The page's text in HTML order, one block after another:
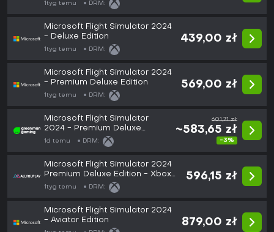
1tyg temu DRM:
Microsoft Flight Simulator 2024
- Deluxe Edition
1tyg temu DRM:
439,00 zł
Microsoft Flight Simulator 2024
- Premium Deluxe Edition
1tyg temu DRM:
569,00 zł
Microsoft Flight Simulator
2024 - Premium Deluxe
Edition
1d temu DRM:
601,71 zł
~583,65 zł
-3%
Microsoft Flight Simulator 2024
Premium Deluxe Edition - Xbox
Series X
1tyg temu DRM:
596,15 zł
Microsoft Flight Simulator 2024
- Aviator Edition
879,00 zł